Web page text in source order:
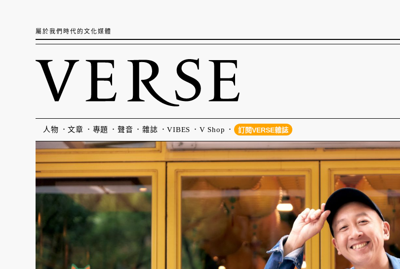
屬於我們時代的文化媒體
人物 文章 專題 聲音 雜誌 VIBES V Shop 訂閱VERSE雜誌